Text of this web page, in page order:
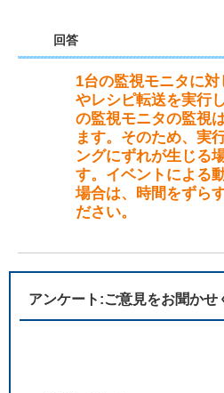
回答
1台の監視モニタに
やレシピ転送を実行
の監視モニタの監視
ます。そのため、実
ングにずれが生じる
す。イベントによる
場合は、時間をずら
ださい。
アンケート:ご意見をお聞かせ